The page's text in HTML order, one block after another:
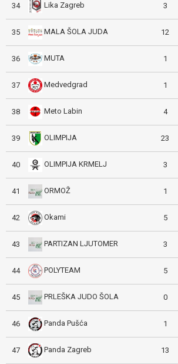
34 Lika Zagreb 3
35 MALA ŠOLA JUDA 12
36 MUTA 1
37 Medvedgrad 1
38 Meto Labin 4
39 OLIMPIJA 23
40 OLIMPIJA KRMELJ 3
41 ORMOŽ 1
42 Okami 5
43 PARTIZAN LJUTOMER 3
44 POLYTEAM 5
45 PRLEŠKA JUDO ŠOLA 0
46 Panda Pušća 1
47 Panda Zagreb 13